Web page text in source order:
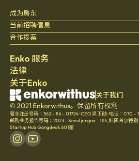
Enko 服务
床上用品
博客
帮助中心
隐私政策
服务条款
取消与退款政策
关于Enko
公司介绍
招聘
文化
合作提案
© 2021 Enkorwithus。保留所有权利
营业注册号码：562 - 86 - 01724·CEO 吴正勋·电话：070 -
邮购业务报告号码：2023 - Seoul jongno - 1113
Startup Hub Gongdeok 601室